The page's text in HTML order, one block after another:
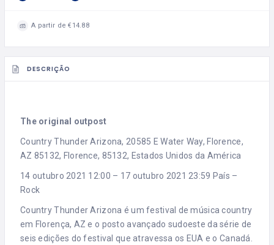
A partir de €14.88
DESCRIÇÃO
The original outpost
Country Thunder Arizona, 20585 E Water Way, Florence,
AZ 85132, Florence, 85132, Estados Unidos da América
14 outubro 2021 12:00 – 17 outubro 2021 23:59 País –
Rock
Country Thunder Arizona é um festival de música country
em Florença, AZ e o posto avançado sudoeste da série de
seis edições do festival que atravessa os EUA e o Canadá.